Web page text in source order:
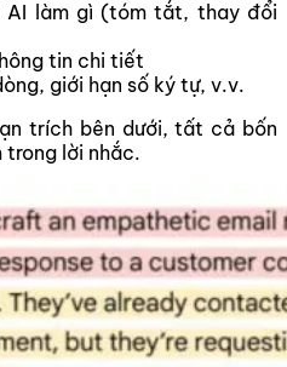
AI làm gì (tóm tắt, thay đổi
tin chi tiết
giới hạn số ký tự, v.v.
trích bên dưới, tất cả bốn
lời nhắc.